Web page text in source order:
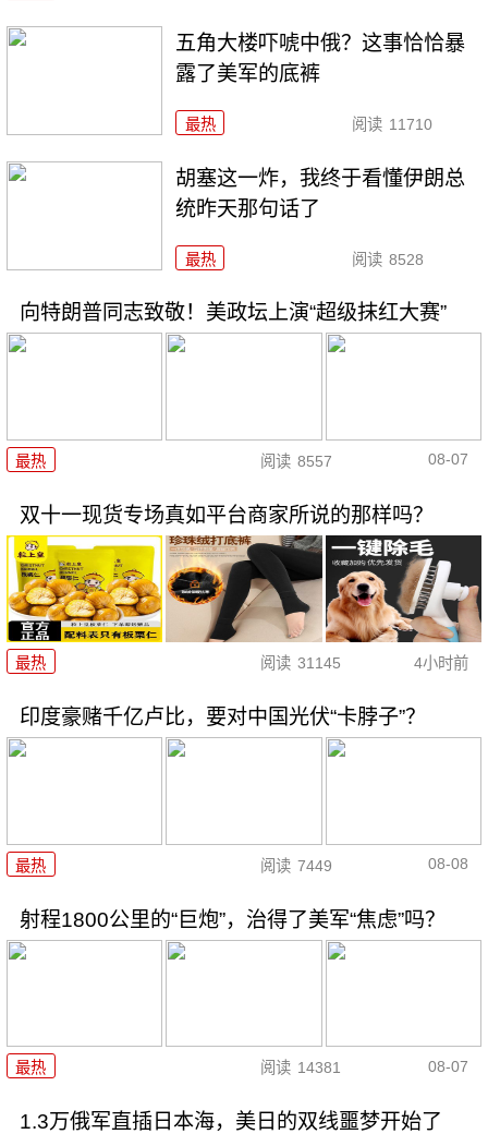
五角大楼吓唬中俄？这事恰恰暴
露了美军的底裤
最热 阅读 11710
胡塞这一炸，我终于看懂伊朗总
统昨天那句话了
最热 阅读 8528
向特朗普同志致敬！美政坛上演“超级抹红大赛”
最热 阅读 8557 08-07
双十一现货专场真如平台商家所说的那样吗？
最热 阅读 31145 4小时前
印度豪赌千亿卢比，要对中国光伏“卡脖子”？
最热 阅读 7449 08-08
射程1800公里的“巨炮”，治得了美军“焦虑”吗？
最热 阅读 14381 08-07
1.3万俄军直插日本海，美日的双线噩梦开始了